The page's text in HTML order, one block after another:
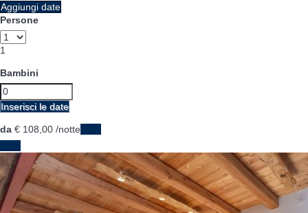
Aggiungi date
Persone
1
Bambini
Inserisci le date
da € 108, 00 /notte